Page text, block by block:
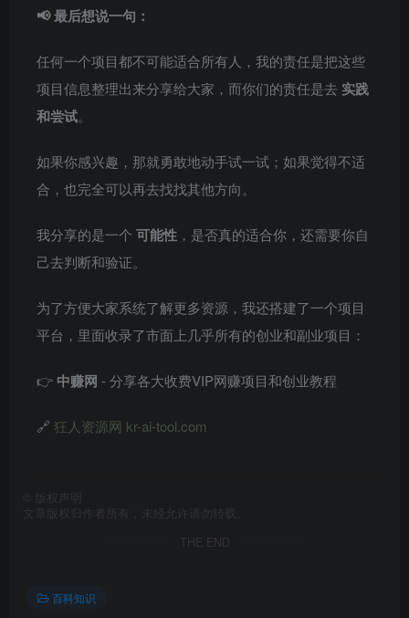
📢 最后想说一句：
任何一个项目都不可能适合所有人，我的责任是把这些
项目信息整理出来分享给大家，而你们的责任是去 实践
和尝试。
如果你感兴趣，那就勇敢地动手试一试；如果觉得不适
合，也完全可以再去找找其他方向。
我分享的是一个 可能性 ，是否真的适合你，还需要你自
己去判断和验证。
为了方便大家系统了解更多资源，我还搭建了一个项目
平台，里面收录了市面上几乎所有的创业和副业项目：
👉 中赚网 - 分享各大收费VIP网赚项目和创业教程
🔗 狂人资源网 kr-ai-tool.com
版权声明
文章版权归作者所有，未经允许请勿转载。
THE END
百科知识